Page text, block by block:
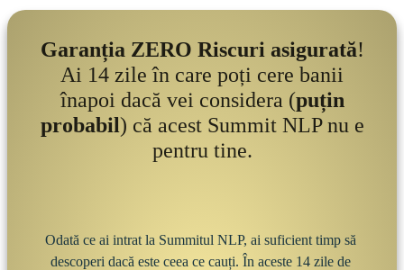
Garanția ZERO Riscuri asigurată!
Ai 14 zile în care poți cere banii
înapoi dacă vei considera (puțin
probabil) că acest Summit NLP nu e
pentru tine.
Odată ce ai intrat la Summitul NLP, ai suficient timp să
descoperi dacă este ceea ce cauți. În aceste 14 zile de